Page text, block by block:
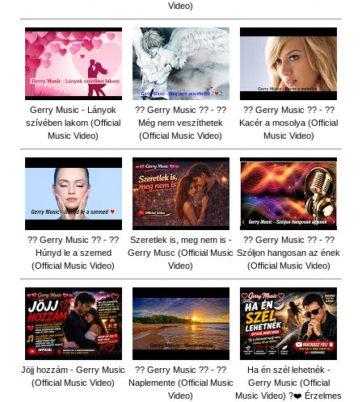
Video)
Gerry Music - Lányok
szívében lakom (Official
Music Video)
?? Gerry Music ?? - ??
Még nem veszíthetek
(Official Music Video)
?? Gerry Music ?? - ??
Kacér a mosolya (Official
Music Video)
?? Gerry Music ?? - ??
Húnyd le a szemed
(Official Music Video)
Szeretlek is, meg nem is -
Gerry Musc (Official Music
Video)
?? Gerry Music ?? - ??
Szóljon hangosan az ének
(Official Music Video)
Jöjj hozzám - Gerry Music
(Official Music Video)
?? Gerry Music ?? - ??
Naplemente (Official Music
Video)
Ha én szél lehetnék -
Gerry Music (Official
Music Video) ?️❤️ Érzelmes